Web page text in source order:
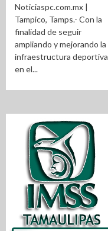
Noticiaspc.com.mx |
Tampico, Tamps.- Con la
finalidad de seguir
ampliando y mejorando la
infraestructura deportiva
en el...